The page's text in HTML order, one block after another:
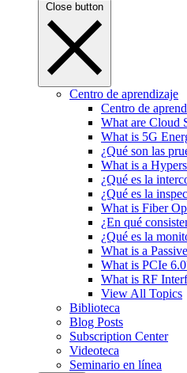
Close button
Centro de aprendizaje
Centro de
What are Cloud
What is 5G
¿Qué son las
What is a
¿Qué es la
¿Qué es la
What is Fiber
¿En qué
¿Qué es la
What is a
What is PCIe
What is RF
View All Topics
Biblioteca
Blog Posts
Subscription Center
Videoteca
Seminario en línea